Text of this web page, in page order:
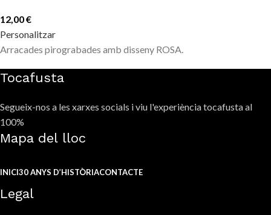
12,00€
Personalitzar
Arracades pirograbades amb disseny ROSA.
Tocafusta
Segueix-nos a les xarxes socials i viu l'experiència tocafusta al
100%
Mapa del lloc
INICI30 ANYS D’HISTÒRIACONTACTE
Legal